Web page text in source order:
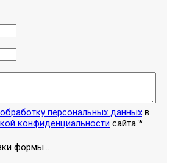
обработку персональных данных в
конфиденциальности сайта *
формы...